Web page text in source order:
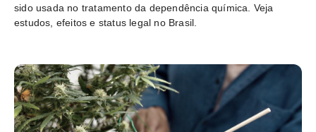
sido usada no tratamento da dependência química. Veja
estudos, efeitos e status legal no Brasil.